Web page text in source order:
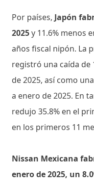
Por países, Japón
2025y 11.6% menos
años fiscal nipón. La
registró una caída de
de 2025, así como
a enero de 2025. En
redujo 35.8% en el
en los primeros 11
Nissan Mexicana
enero de 2025, un